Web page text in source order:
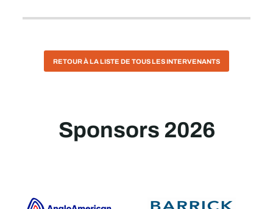
RETOUR À LA LISTE DE TOUS LES INTERVENANTS
Sponsors 2026